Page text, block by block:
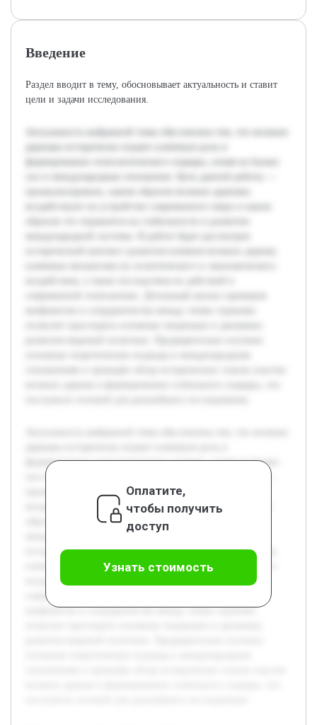
Введение
Раздел вводит в тему, обосновывает актуальность и ставит
цели и задачи исследования.
формировании геополитического порядка, влияя на баланс
сил и международные отношения. Цель данной работы —
проанализировать, каким образом великие державы
воздействуют на устройство современного мира и каким
образом это отражается на стабильности и развитии
исторический контекст развития влияния великих держав,
ключевые механизмы их политического и экономического
воздействия, а также последствия их действий в
современной геополитике. Детальный анализ примеров
конфликтов и сотрудничества между этими странами
Оплатите,
чтобы получить
доступ
Узнать стоимость